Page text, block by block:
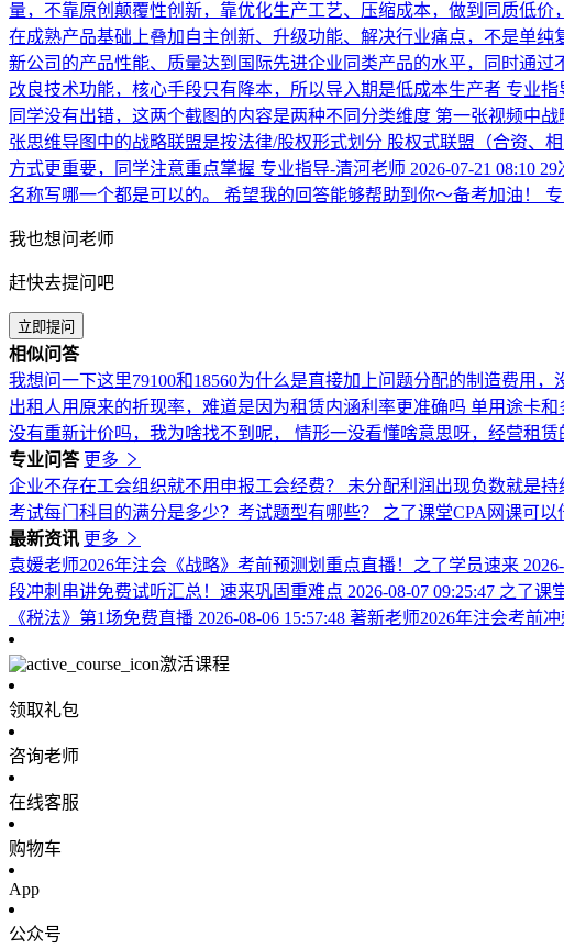
量，不靠原创颠覆性创新，靠优化生产工艺、压缩成本，做到同质低
在成熟产品基础上叠加自主创新、升级功能、解决行业痛点，不是单
新公司的产品性能、质量达到国际先进企业同类产品的水平，同时通
改良技术功能，核心手段只有降本，所以导入期是低成本生产者 专业指
同学没有出错，这两个截图的内容是两种不同分类维度 第一张视频中
张思维导图中的战略联盟是按法律/股权形式划分 股权式联盟（合资、
方式更重要，同学注意重点掌握 专业指导-清河老师 2026-07-21 08:10 29
名称写哪一个都是可以的。 希望我的回答能够帮助到你～备考加油！
我也想问老师
赶快去提问吧
立即提问
相似问答
我想问一下这里79100和18560为什么是直接加上问题分配的制造费用
出租人用原来的折现率，难道是因为租赁内涵利率更准确吗 单用途卡和
没有重新计价吗，我为啥找不到呢， 情形一没看懂啥意思呀，经营租
专业问答 更多
企业不存在工会组织就不用申报工会经费？ 未分配利润出现负数就是持
考试每门科目的满分是多少？考试题型有哪些？ 之了课堂CPA网课可以
最新资讯 更多
袁媛老师2026年注会《战略》考前预测划重点直播！之了学员速来
段冲刺串讲免费试听汇总！速来巩固重难点 2026-08-07 09:25:47 之了课
《税法》第1场免费直播 2026-08-06 15:57:48 著新老师2026年注会考前
激活课程
领取礼包
咨询老师
在线客服
购物车
App
公众号